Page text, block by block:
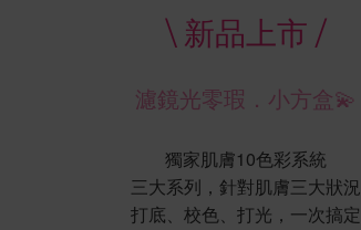
\ 新品上市 /
濾鏡光零瑕．小方盒💫
獨家肌膚10色彩系統
三大系列，針對肌膚三大狀況
打底、校色、打光，一次搞定